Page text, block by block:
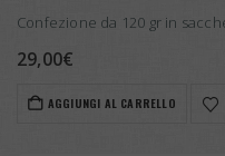
Confezione da 120 gr in
29,00€
AGGIUNGI AL CARRELLO